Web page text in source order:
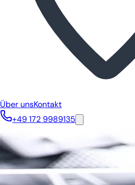
Über unsKontakt
+49 172 9989135